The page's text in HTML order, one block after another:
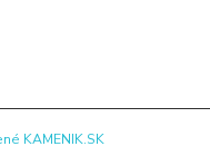
KAMENIK.SK